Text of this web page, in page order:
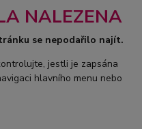
NALEZENA
se nepodařilo najít.
jestli je zapsána
hlavního menu nebo